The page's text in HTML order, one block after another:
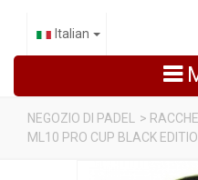
Italian
NEGOZIO DI PADEL >
ML10 PRO CUP BLACK